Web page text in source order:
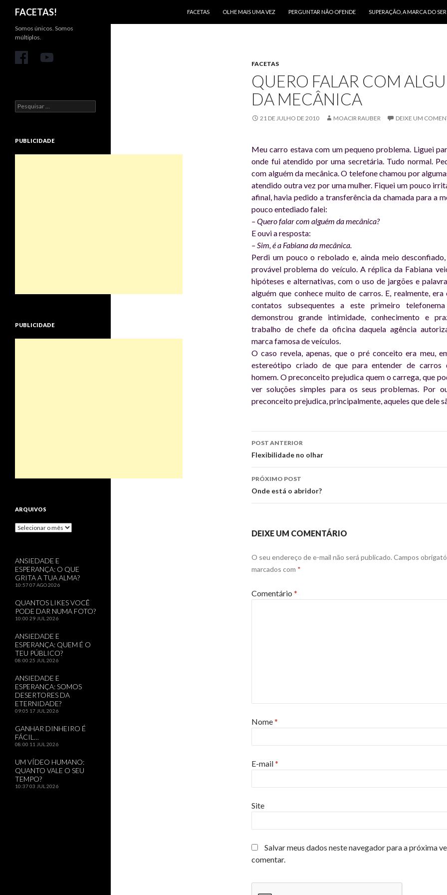
FACETAS!
FACETAS
OLHE MAIS UMA VEZ PERGUNTAR NÃO OFENDE SUPERAÇÃO, A MARCA DO
FACETAS
QUERO FALAR COM
DA MECÂNICA
21 DE JULHO DE 2010 MOACIR RAUBER DEIXE UM
Meu carro estava com um pequeno problema. Liguei
onde fui atendido por uma secretária. Tudo normal.
com alguém da mecânica. O telefone chamou por
atendido outra vez por uma mulher. Fiquei um pouco
afinal, havia pedido a transferência da chamada para a
pouco entediado falei:
– Quero falar com alguém da mecânica?
E ouvi a resposta:
– Sim, é a Fabiana da mecânica.
Perdi um pouco o rebolado e, ainda meio
provável problema do veículo. A réplica da Fabiana
hipóteses e alternativas, com o uso de jargões e
alguém que conhece muito de carros. E, realmente, era
contatos subsequentes a este primeiro
demonstrou grande intimidade, conhecimento e
trabalho de chefe da oficina daquela agência
marca famosa de veículos.
O caso revela, apenas, que o pré conceito era meu,
estereótipo criado de que para entender de carros
homem. O preconceito prejudica quem o carrega, que
ver soluções simples para os seus problemas. Por
preconceito prejudica, principalmente, aqueles que dele
Navegação
de
posts
POST ANTERIOR
Flexibilidade no olhar
PRÓXIMO POST
Onde está o abridor?
DEIXE UM COMENTÁRIO
O seu endereço de e-mail não será publicado. Campos
marcados com *
Comentário *
Nome*
E-mail*
Site
Salvar meus dados neste navegador para a próxima
comentar.
Somos únicos. Somos
múltiplos.
Pesquisar
por:
PUBLICIDADE
PUBLICIDADE
ARQUIVOS
Arquivos
ANSIEDADE E
ESPERANÇA: O QUE
GRITA A TUA ALMA?
10:5707 AGO 2026
QUANTOS LIKES VOCÊ
PODE DAR NUMA FOTO?
10:00 29 JUL 2026
ANSIEDADE E
ESPERANÇA: QUEM É O
TEU PÚBLICO?
08:00 25 JUL 2026
ANSIEDADE E
ESPERANÇA: SOMOS
DESERTORES DA
ETERNIDADE?
09:05 17 JUL 2026
GANHAR DINHEIRO É
FÁCIL…
08:00 11 JUL 2026
UM VÍDEO HUMANO:
QUANTO VALE O SEU
TEMPO?
10:3703 JUL 2026